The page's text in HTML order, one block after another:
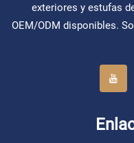
exteriores y estufas
OEM/ODM disponibles.